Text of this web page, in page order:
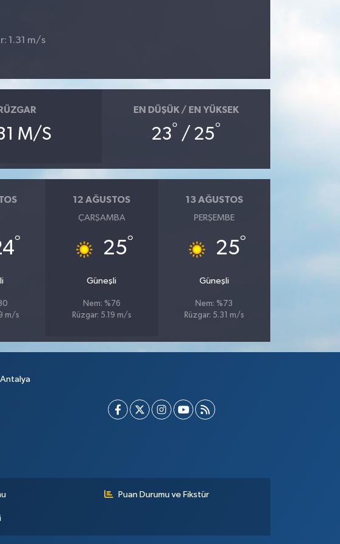
1.31 m/s
RÜZGAR
M/S
EN DÜŞÜK / EN YÜKSEK
23° / 25°
°
m/s
12 AĞUSTOS
ÇARŞAMBA
25°
Güneşli
Nem: %76
Rüzgar: 5.19 m/s
13 AĞUSTOS
PERŞEMBE
25°
Güneşli
Nem: %73
Rüzgar: 5.31 m/s
Puan Durumu ve Fikstür